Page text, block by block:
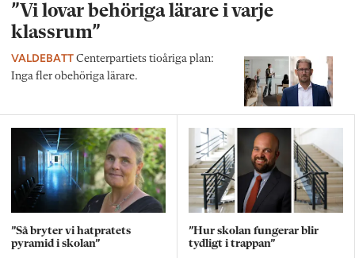
”Vi lovar behöriga lärare i varje
klassrum”
VALDEBATT Centerpartiets tioåriga plan:
Inga fler obehöriga lärare.
”Så bryter vi hatpratets
pyramid i skolan”
”Hur skolan fungerar blir
tydligt i trappan”